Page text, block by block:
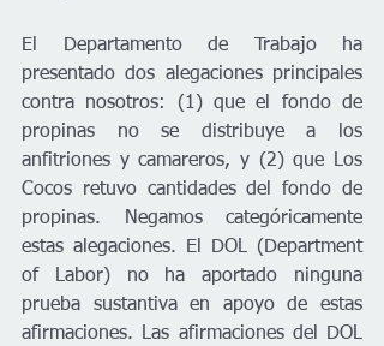
El Departamento de Trabajo ha
presentado dos alegaciones principales
contra nosotros: (1) que el fondo de
propinas no se distribuye a los
anfitriones y camareros, y (2) que Los
Cocos retuvo cantidades del fondo de
propinas. Negamos categóricamente
estas alegaciones. El DOL (Department
of Labor) no ha aportado ninguna
prueba sustantiva en apoyo de estas
afirmaciones. Las afirmaciones del DOL